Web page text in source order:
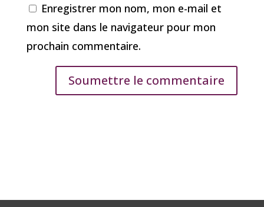
Enregistrer mon nom, mon e-mail et
mon site dans le navigateur pour mon
prochain commentaire.
Soumettre le commentaire